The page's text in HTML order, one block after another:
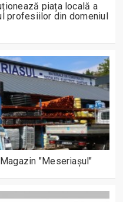
piața locală a
profesiilor din domeniul
"Meseriașul"